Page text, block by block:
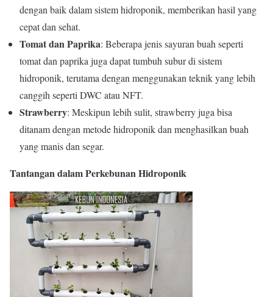
dengan baik dalam sistem hidroponik, memberikan hasil yang
cepat dan sehat.
Tomat dan Paprika: Beberapa jenis sayuran buah seperti
tomat dan paprika juga dapat tumbuh subur di sistem
hidroponik, terutama dengan menggunakan teknik yang lebih
canggih seperti DWC atau NFT.
Strawberry: Meskipun lebih sulit, strawberry juga bisa
ditanam dengan metode hidroponik dan menghasilkan buah
yang manis dan segar.
Tantangan dalam Perkebunan Hidroponik